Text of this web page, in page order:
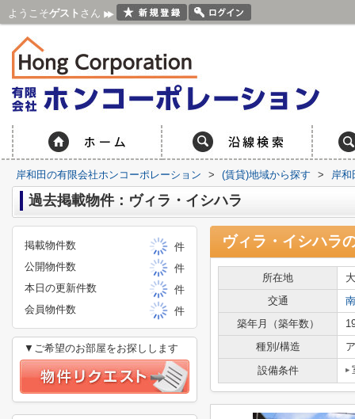
ようこそゲスト さん
岸和田の有限会社ホンコーポレーション > (賃貸)地域から探す > 岸和
過去掲載物件：ヴィラ・イシハラ
ヴィラ・イシハラ
所在地
交通
築年月（築年数）
種別/構造
設備条件
掲載物件数
件
公開物件数
件
本日の更新件数
件
会員物件数
件
▼ご希望のお部屋をお探しします